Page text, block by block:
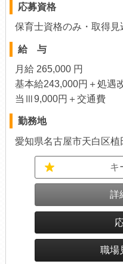
応募資格
保育士資格のみ・取得見
給 与
月給 265,000 円
基本給243,000円＋処遇
当Ⅲ9,000円＋交通費
勤務地
愛知県名古屋市天白区植
キ
詳
職場